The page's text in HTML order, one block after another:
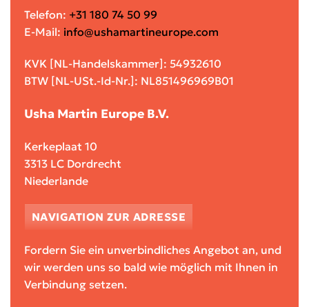
Telefon: +31 180 74 50 99
E-Mail: info@ushamartineurope.com
KVK [NL-Handelskammer]: 54932610
BTW [NL-USt.-Id-Nr.]: NL851496969B01
Usha Martin Europe B.V.
Kerkeplaat 10
3313 LC Dordrecht
Niederlande
NAVIGATION ZUR ADRESSE
Fordern Sie ein unverbindliches Angebot an, und
wir werden uns so bald wie möglich mit Ihnen in
Verbindung setzen.